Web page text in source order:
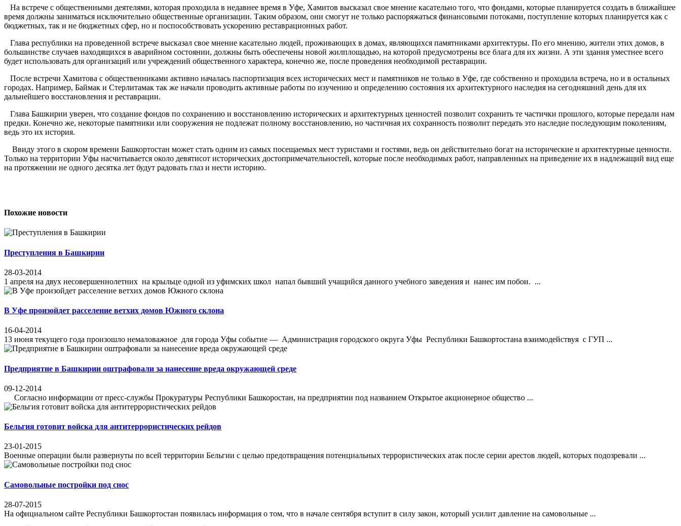
На встрече с общественными деятелями, которая проходила в недавнее время в Уфе, Хамитов высказал свое мнение касательно того, что фондами, которые планируется создать в ближайшее
время должны заниматься исключительно общественные организации. Таким образом, они смогут не только распоряжаться финансовыми потоками, поступление которых планируется как с
бюджетных, так и не бюджетных сфер, но и поспособствовать ускорению реставрационных работ.
Глава республики на проведенной встрече высказал свое мнение касательно людей, проживающих в домах, являющихся памятниками архитектуры. По его мнению, жители этих домов, в
большинстве случаев находящихся в аварийном состоянии, должны быть обеспечены новой жилплощадью, на которой предусмотрены все блага для их жизни. А эти здания уместнее всего
будет использовать для организаций или учреждений общественного характера, конечно же, после проведения необходимой реставрации.
После встречи Хамитова с общественниками активно началась паспортизация всех исторических мест и памятников не только в Уфе, где собственно и проходила встреча, но и в остальных
городах. Например, Баймак и Стерлитамак так же начали проводить активные работы по изучению и определению состояния их архитектурного наследия на сегодняшний день для их
дальнейшего восстановления и реставрации.
Глава Башкирии уверен, что создание фондов по сохранению и восстановлению исторических и архитектурных ценностей позволит сохранить те частички прошлого, которые передали нам
предки. Конечно же, некоторые памятники или сооружения не подлежат полному восстановлению, но частичная их сохранность позволит передать это наследие последующим поколениям,
ведь это их история.
Ввиду этого в скором времени Башкортостан может стать одним из самых посещаемых мест туристами и гостями, ведь он действительно богат на исторические и архитектурные ценности.
Только на территории Уфы насчитывается около девятисот исторических достопримечательностей, которые после необходимых работ, направленных на приведение их в надлежащий вид еще
на протяжении не одного десятка лет будут радовать глаз и нести историю.
Похожие новости
Преступления в Башкирии
28-03-2014
1 апреля на двух несовершеннолетних на крыльце одной из уфимских школ напал бывший учащийся данного учебного заведения и нанес им побои. ...
В Уфе произойдет расселение ветхих домов Южного склона
16-04-2014
13 июня текущего года произошло немаловажное для города Уфы событие — Администрация городского округа Уфы Республики Башкортостана взаимодействуя с ГУП ...
Предприятие в Башкирии оштрафовали за нанесение вреда окружающей среде
09-12-2014
Согласно информации от пресс-службы Прокуратуры Республики Башкоростан, на предприятии под названием Открытое акционерное общество ...
Бельгия готовит войска для антитеррористических рейдов
23-01-2015
Военные операции были развернуты по всей территории Бельгии с целью предотвращения потенциальных террористических атак после серии арестов людей, которых подозревали ...
Самовольные постройки под снос
28-07-2015
На официальном сайте Республики Башкортостан появилась информация о том, что в начале сентября вступит в силу закон, который усилит давление на самовольные ...